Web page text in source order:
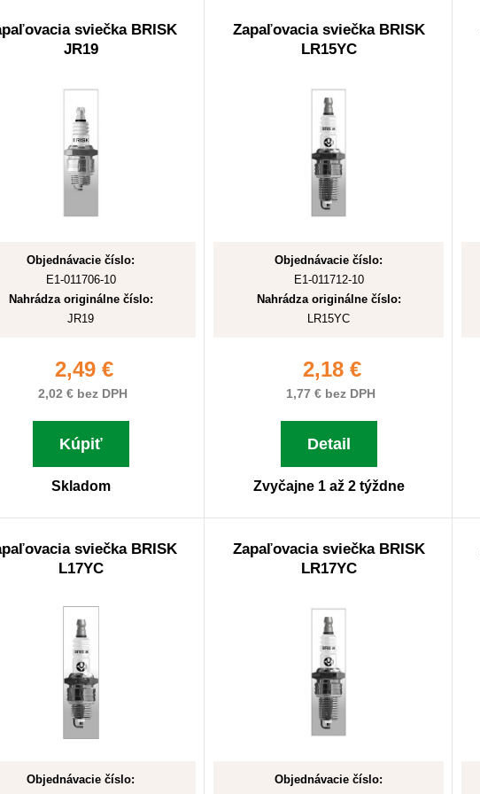
sviečka BRISK
JR19
Objednávacie číslo:
E1-011706-10
Nahrádza originálne číslo:
JR19
2,49 €
2,02 € bez DPH
Kúpiť
Skladom
Zapaľovacia sviečka BRISK
LR15YC
Objednávacie číslo:
E1-011712-10
Nahrádza originálne číslo:
LR15YC
2,18 €
1,77 € bez DPH
Detail
Zvyčajne 1 až 2 týždne
sviečka BRISK
L17YC
Objednávacie číslo:
Zapaľovacia sviečka BRISK
LR17YC
Objednávacie číslo: